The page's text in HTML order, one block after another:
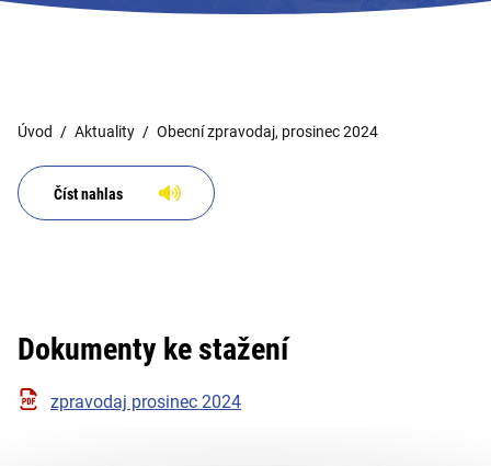
PRO TURISTY
Úvod Aktuality Obecní zpravodaj, prosinec 2024
Číst nahlas
Dokumenty ke stažení
zpravodaj prosinec 2024